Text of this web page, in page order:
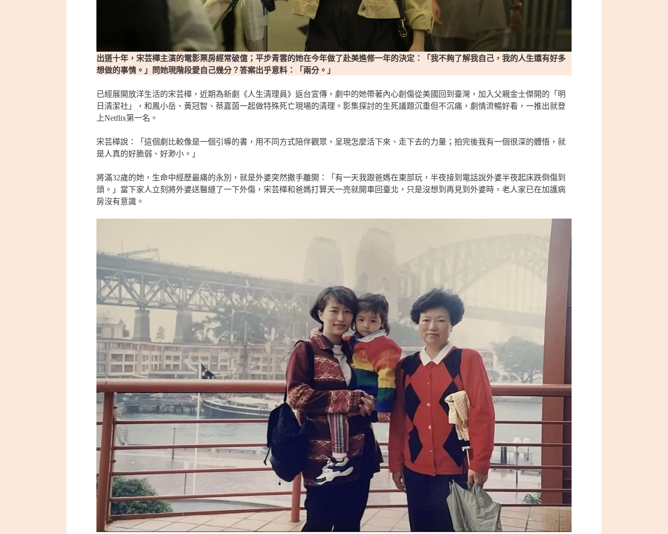
出道十年，宋芸樺主演的電影票房經常破億；平步青雲的她在今年做了赴美進修一年的決定：「我不夠了解我自己，我的人生還有好多
想做的事情。」問她現階段愛自己幾分？答案出乎意料：「兩分。」
已經展開放洋生活的宋芸樺，近期為新劇《人生清理員》返台宣傳，劇中的她帶著內心創傷從美國回到臺灣，加入父親金士傑開的「明
日清潔社」，和鳳小岳、黃冠智、蔡嘉茵一起做特殊死亡現場的清理。影集探討的生死議題沉重但不沉痛，劇情流暢好看，一推出就登
上Netflix第一名。
宋芸樺說：「這個劇比較像是一個引導的書，用不同方式陪伴觀眾，呈現怎麼活下來、走下去的力量；拍完後我有一個很深的體悟，就
是人真的好脆弱、好渺小。」
將滿32歲的她，生命中經歷最痛的永別，就是外婆突然撒手離開：「有一天我跟爸媽在東部玩，半夜接到電話說外婆半夜起床跌倒傷到
頭。」當下家人立刻將外婆送醫縫了一下外傷，宋芸樺和爸媽打算天一亮就開車回臺北，只是沒想到再見到外婆時，老人家已在加護病
房沒有意識。